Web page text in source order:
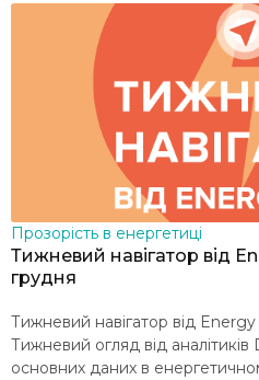
ресурсу газу на ринок в
Прозорість в енергетиці
Тижневий навігатор від
грудня
Тижневий навігатор від Energy
Тижневий огляд від аналітиків
основних даних в